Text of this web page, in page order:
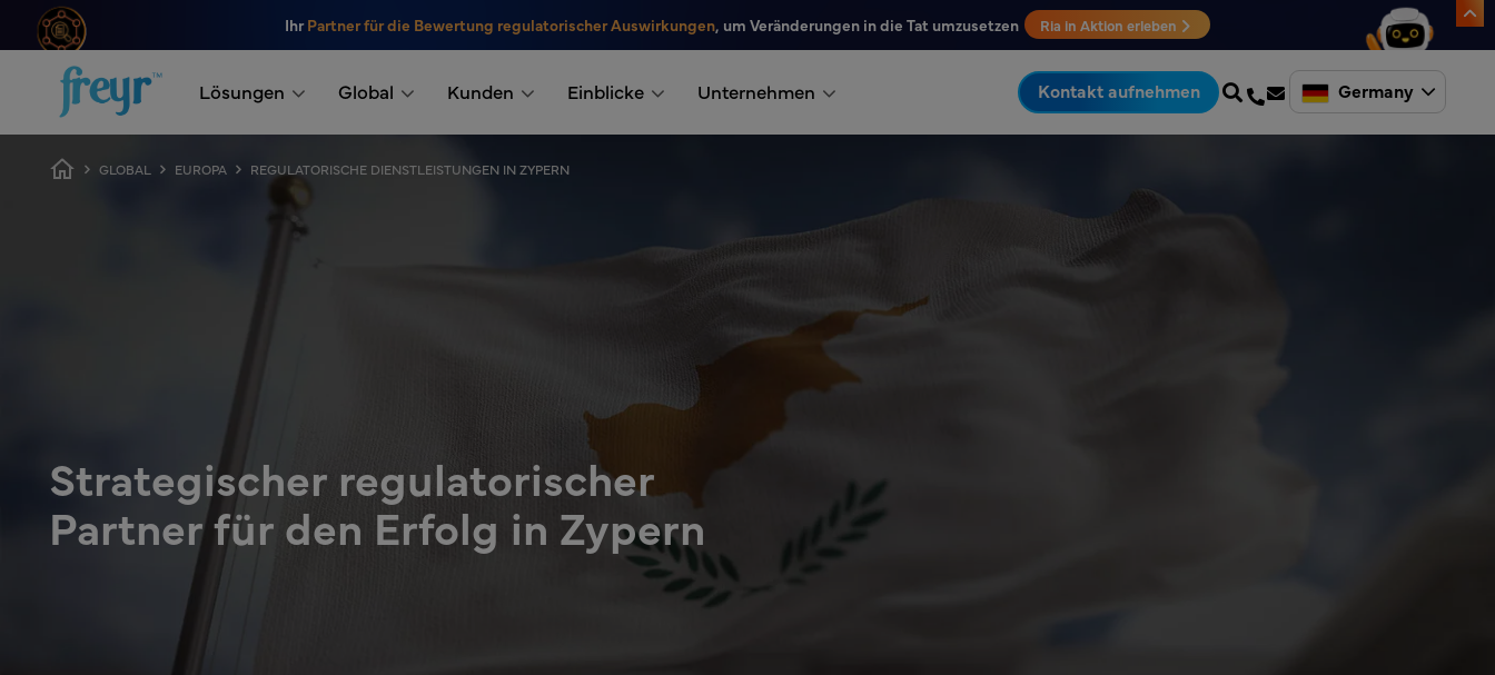
Zum Hauptinhalt springen IhrPartner für die Bewertung regulatorischer Auswirkungen, um Veränderungen in die Tat umzusetzen Ria in Aktion erleben
Lösungen Global Kunden Einblicke Unternehmen Kontakt aufnehmen Germany
Breadcrumb
GLOBAL EUROPA REGULATORISCHE DIENSTLEISTUNGEN IN ZYPERN
Strategischer regulatorischer
Partner für den Erfolg in Zypern